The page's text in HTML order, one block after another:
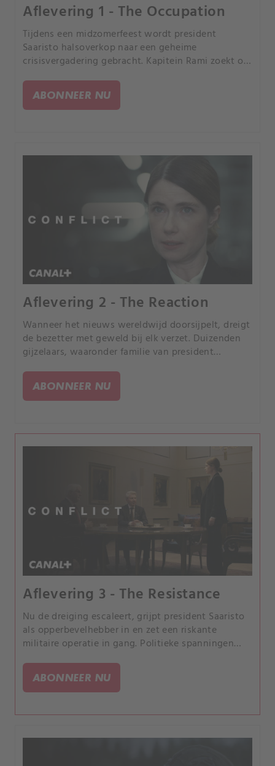
Aflevering 1 - The Occupation
Tijdens een midzomerfeest wordt president
Saaristo halsoverkop naar een geheime
crisisvergadering gebracht. Kapitein Rami zoekt op
is uitgevallen en iedereen op zichzelf is
aangewezen.
ABONNEER NU
Aflevering 2 - The Reaction
Wanneer het nieuws wereldwijd doorsijpelt, dreigt
de bezetter met geweld bij elk verzet. Duizenden
gijzelaars, waaronder familie van president
ABONNEER NU
Aflevering 3 - The Resistance
Nu de dreiging escaleert, grijpt president Saaristo
als opperbevelhebber in en zet een riskante
militaire operatie in gang. Politieke spanningen
diplomatie.
ABONNEER NU